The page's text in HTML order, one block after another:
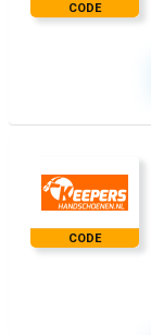
CODE
CODE